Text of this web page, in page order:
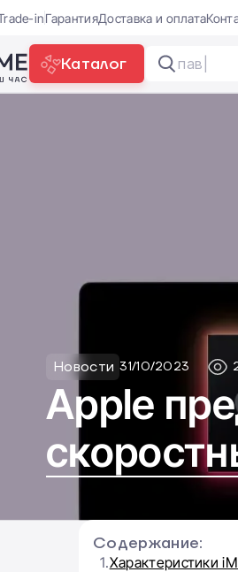
inГарантияДоставка и оплата
Каталог
Новости 31/10/2023
Apple
Содержание:
1.Характеристики